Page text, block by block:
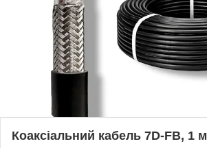
Коаксіальний кабель 7D-FB, 1 м